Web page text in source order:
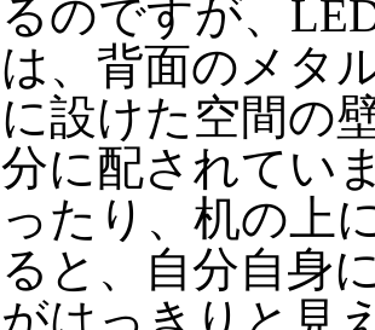
るのですが、
は、背面のメタ
に設けた空間の
分に配されてい
ったり、机の上
ると、自分自身